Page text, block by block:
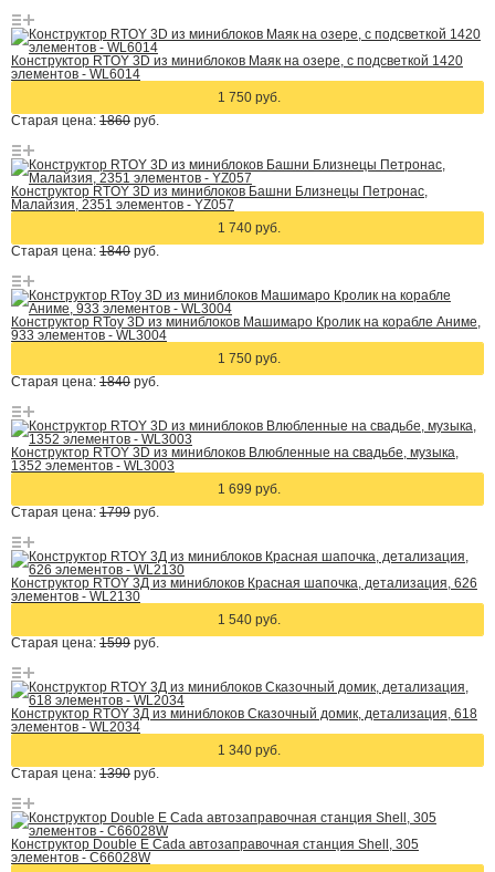
Конструктор RTOY 3D из миниблоков Маяк на озере, с подсветкой 1420
элементов - WL6014
1 750 руб.
Старая цена: 1860 руб.
Конструктор RTOY 3D из миниблоков Башни Близнецы Петронас,
Малайзия, 2351 элементов - YZ057
1 740 руб.
Старая цена: 1840 руб.
Конструктор RToy 3D из миниблоков Машимаро Кролик на корабле Аниме,
933 элементов - WL3004
1 750 руб.
Старая цена: 1840 руб.
Конструктор RTOY 3D из миниблоков Влюбленные на свадьбе, музыка,
1352 элементов - WL3003
1 699 руб.
Старая цена: 1799 руб.
Конструктор RTOY 3Д из миниблоков Красная шапочка, детализация, 626
элементов - WL2130
1 540 руб.
Старая цена: 1599 руб.
Конструктор RTOY 3Д из миниблоков Сказочный домик, детализация, 618
элементов - WL2034
1 340 руб.
Старая цена: 1390 руб.
Конструктор Double E Cada автозаправочная станция Shell, 305
элементов - C66028W